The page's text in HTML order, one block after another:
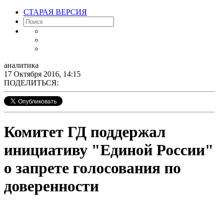
СТАРАЯ ВЕРСИЯ
аналитика
17 Октября 2016, 14:15
ПОДЕЛИТЬСЯ:
Комитет ГД поддержал
инициативу "Единой России"
о запрете голосования по
доверенности